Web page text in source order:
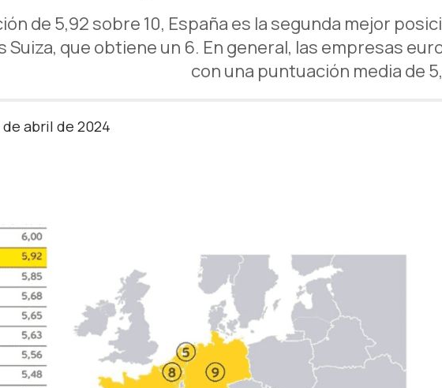
de 5,92 sobre 10, España es la segunda mejor
Suiza, que obtiene un 6. En general, las empresas
con una puntuación media de
abril de 2024